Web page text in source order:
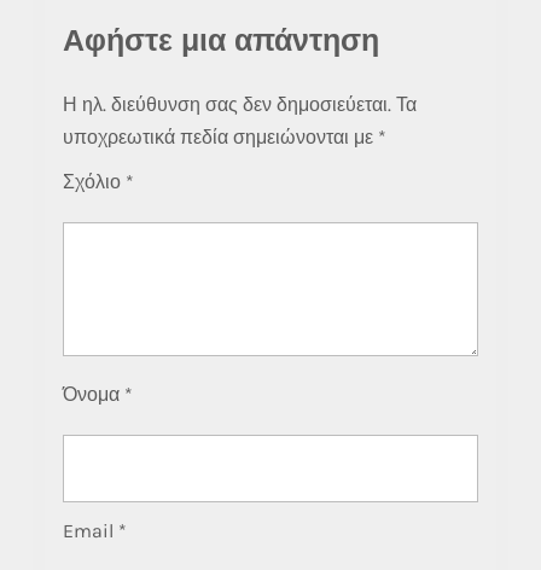
Αφήστε μια απάντηση
Η ηλ. διεύθυνση σας δεν δημοσιεύεται. Τα
υποχρεωτικά πεδία σημειώνονται με *
Σχόλιο *
Όνομα *
Email *